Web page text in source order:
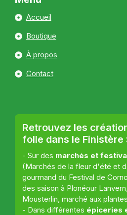
Accueil
Boutique
À propos
Contact
Retrouvez les
folle dans le Finistère
- Sur des marchés et
(Marchés de la fleur d'été et
gourmand du Festival de
des saison à Plonéour
Mousterlin, marché aux
- Dans différentes épiceries